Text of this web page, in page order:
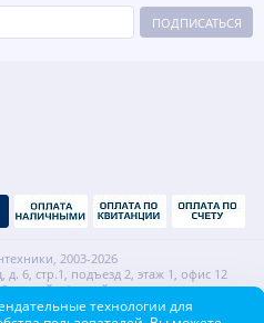
ПОДПИСАТЬСЯ
2003-2026
6, стр.1, подъезд 2, этаж 1, офис 12
офертой.
технологии для